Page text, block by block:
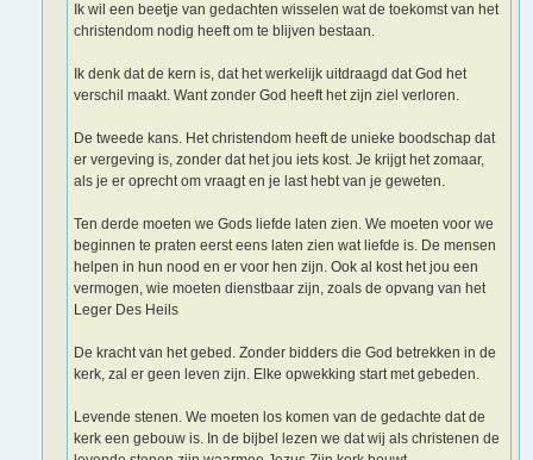
Ik wil een beetje van gedachten wisselen wat de toekomst van het
christendom nodig heeft om te blijven bestaan.
Ik denk dat de kern is, dat het werkelijk uitdraagd dat God het
verschil maakt. Want zonder God heeft het zijn ziel verloren.
De tweede kans. Het christendom heeft de unieke boodschap dat
er vergeving is, zonder dat het jou iets kost. Je krijgt het zomaar,
als je er oprecht om vraagt en je last hebt van je geweten.
Ten derde moeten we Gods liefde laten zien. We moeten voor we
beginnen te praten eerst eens laten zien wat liefde is. De mensen
helpen in hun nood en er voor hen zijn. Ook al kost het jou een
vermogen, wie moeten dienstbaar zijn, zoals de opvang van het
Leger Des Heils
De kracht van het gebed. Zonder bidders die God betrekken in de
kerk, zal er geen leven zijn. Elke opwekking start met gebeden.
Levende stenen. We moeten los komen van de gedachte dat de
kerk een gebouw is. In de bijbel lezen we dat wij als christenen de